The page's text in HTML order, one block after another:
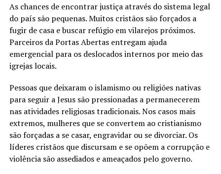
As chances de encontrar justiça através do sistema legal
do país são pequenas. Muitos cristãos são forçados a
fugir de casa e buscar refúgio em vilarejos próximos.
Parceiros da Portas Abertas entregam ajuda
emergencial para os deslocados internos por meio das
igrejas locais.
Pessoas que deixaram o islamismo ou religiões nativas
para seguir a Jesus são pressionadas a permanecerem
nas atividades religiosas tradicionais. Nos casos mais
extremos, mulheres que se convertem ao cristianismo
são forçadas a se casar, engravidar ou se divorciar. Os
líderes cristãos que discursam e se opõem a corrupção e
violência são assediados e ameaçados pelo governo.